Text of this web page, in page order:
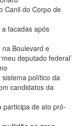
Canil do Corpo de
facadas após
na Boulevard e
deputado federal’
sistema político da
candidatos da
participa de ato pró-